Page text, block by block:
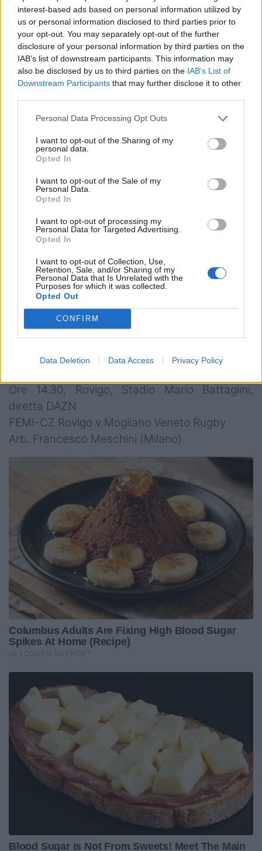
interest-based ads based on personal information utilized by
us or personal information disclosed to third parties prior to
your opt-out. You may separately opt-out of the further
disclosure of your personal information by third parties on the
IAB’s list of downstream participants. This information may
also be disclosed by us to third parties on the IAB’s List of
Downstream Participants that may further disclose it to other
Personal Data Processing Opt Outs
I want to opt-out of the Sharing of my
personal data.
Opted In
I want to opt-out of the Sale of my
Personal Data.
Opted In
I want to opt-out of processing my
Personal Data for Targeted Advertising.
Opted In
I want to opt-out of Collection, Use,
Retention, Sale, and/or Sharing of my
Personal Data that Is Unrelated with the
Purposes for which it was collected.
Opted Out
CONFIRM
Data Deletion Data Access Privacy Policy
all. Bernardo Urdaneta
Arb. Dante D'Elia
AA1 Manuel Bottino
AA2 Luca Giurina
Quarto uomo: Matteo Bertocchi
TMO: Matteo Liperini
Calciatori: Canna (FFOO) 4/5; Zaridze (LYO)
1/2; Cuoghi (LYO) 0/1
Player of the match:
Rugby 5 – Sitav Rugby Lyons Piacenza 2
Note:Giornata soleggiata, spettatori 300 ca.
IL PROGRAMMA DEI POSTICIPI
Domenica 12 novembre
Ore 14.00, Colorno, Stadio Gino Maini, diretta
DAZN
Arb. Alberto Favero (Venezia)
Ore 14.30, Rovigo, Stadio Mario Battaglini,
diretta DAZN
FEMI-CZ Rovigo v Mogliano Veneto Rugby
Arb. Francesco Meschini (Milano)